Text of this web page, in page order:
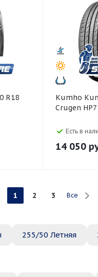
Kumho Kumho 255/60 R18
Crugen
Есть в
14 050
1 2 3 Все
255/50 Летняя